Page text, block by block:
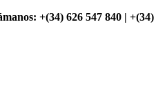
Saltar +(34) 626 547 840 |